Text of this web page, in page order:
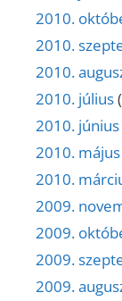
2010.
2010.
2010.
2010. július
2010. június
2010. május
2010.
2009.
2009.
2009.
2009.